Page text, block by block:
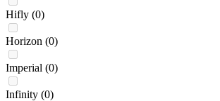
Hifly (0)
Horizon (0)
Imperial (0)
Infinity (0)